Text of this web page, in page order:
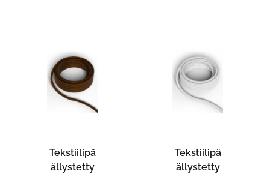
Tekstiilipä
ällystetty
Tekstiilipä
ällystetty